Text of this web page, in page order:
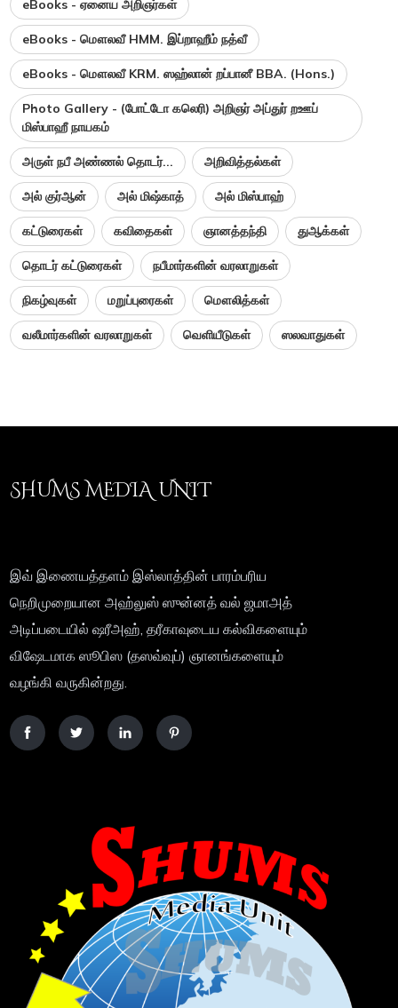
eBooks - ஏனைய அறிஞர்கள்
eBooks - மௌலவீ HMM. இப்றாஹீம் நத்வீ
eBooks - மௌலவீ KRM. ஸஹ்லான் றப்பானீ BBA. (Hons.)
Photo Gallery - (போட்டோ கலெரி) அறிஞர் அப்துர் றஊப்
மிஸ்பாஹீ நாயகம்
அருள் நபீ அண்ணல் தொடர்... அறிவித்தல்கள்
அல் குர்ஆன் அல் மிஷ்காத் அல் மிஸ்பாஹ்
கட்டுரைகள் கவிதைகள் ஞானத்தந்தி துஆக்கள்
தொடர் கட்டுரைகள் நபீமார்களின் வரலாறுகள்
நிகழ்வுகள் மறுப்புரைகள் மௌலித்கள்
வலீமார்களின் வரலாறுகள் வெளியீடுகள் ஸலவாதுகள்
SHUMS MEDIA UNIT
இவ் இணையத்தளம் இஸ்லாத்தின் பாரம்பரிய
நெறிமுறையான அஹ்லுஸ் ஸுன்னத் வல் ஜமாஅத்
அடிப்படையில் ஷரீஅஹ், தரீகாவுடைய கல்விகளையும்
விஷேடமாக ஸூபிஸ (தஸவ்வுப்) ஞானங்களையும்
வழங்கி வருகின்றது.